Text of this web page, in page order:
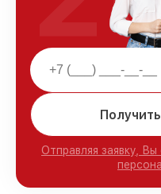
Отправляя заявку,